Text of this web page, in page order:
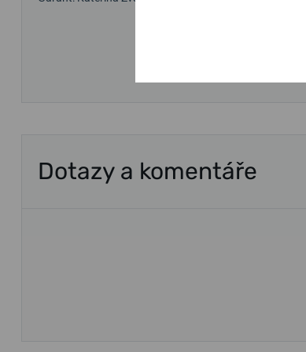
Dotazy a komentáře